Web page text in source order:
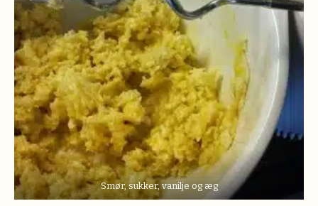
Smør, sukker, vanilje og æg